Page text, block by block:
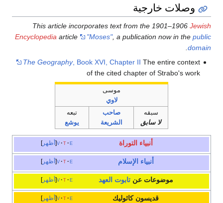
وصلات خارجية
This article incorporates text from the 1901–1906 Jewish
Encyclopedia article "Moses", a publication now in the public
domain
The Geography, Book XVI, Chapter II The entire context
of the cited chapter of Strabo's work
موسى
لاوي
سبقه
لا سابق
صاحب
الشريعة
تبعه
يوشع
أظهر v t e أنبياء التوراة
أظهر v t e أنبياء الإسلام
أظهر v t e موضوعات عنتابوت العهد
أظهر v t e قديسون كاثوليك